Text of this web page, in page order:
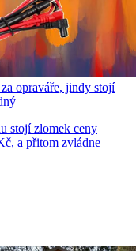
opraváře, jindy stojí
stojí zlomek ceny
a přitom zvládne